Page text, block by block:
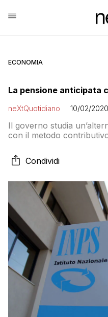
ECONOMIA
La pensione anticipata
neXtQuotidiano 10/02/2020
Il governo studia
con il metodo
Condividi